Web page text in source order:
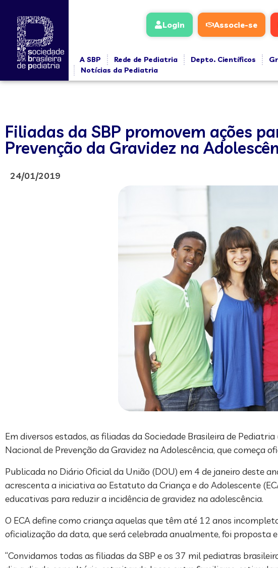
Login Associe-se
A SBP Rede de Pediatria Depto. Científicos
Notícias da Pediatria
Filiadas da SBP promovem ações
Prevenção da Gravidez na
24/01/2019
Em diversos estados, as filiadas da Sociedade Brasileira de
Nacional de Prevenção da Gravidez na Adolescência, que começa
Publicada no Diário Oficial da União (DOU) em 4 de janeiro deste
acrescenta a iniciativa ao Estatuto da Criança e do Adolescente
educativas para reduzir a incidência de gravidez na adolescência.
O ECA define como criança aquelas que têm até 12 anos
oficialização da data, que será celebrada anualmente, foi proposta
“Convidamos todas as filiadas da SBP e os 37 mil pediatras